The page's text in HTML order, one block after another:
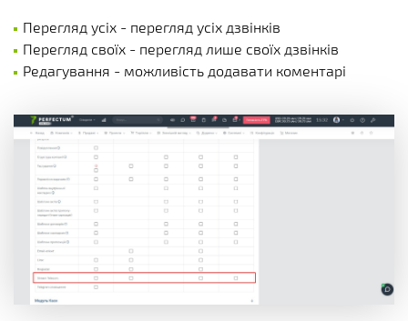
Перегляд усіх - перегляд усіх дзвінків
Перегляд своїх - перегляд лише своїх дзвінків
Редагування - можливість додавати коментарі